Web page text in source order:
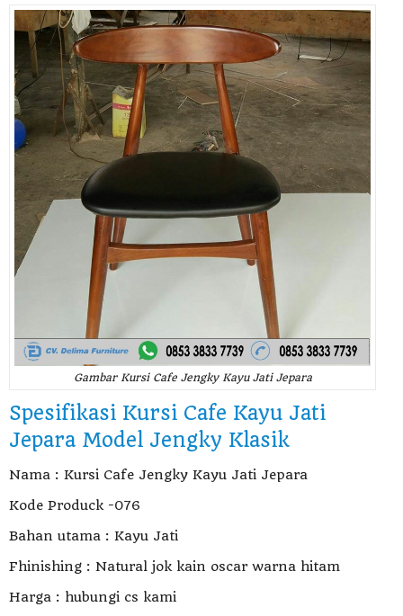
Gambar Kursi Cafe Jengky Kayu Jati Jepara
Spesifikasi Kursi Cafe Kayu Jati
Jepara Model Jengky Klasik
Nama : Kursi Cafe Jengky Kayu Jati Jepara
Kode Produck -076
Bahan utama : Kayu Jati
Fhinishing : Natural jok kain oscar warna hitam
Harga : hubungi cs kami